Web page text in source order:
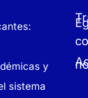
y
sistema